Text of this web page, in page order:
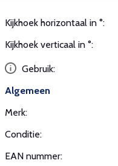
Kijkhoek horizontaal in °:
Kijkhoek verticaal in °:
Gebruik:
Algemeen
Merk:
Conditie:
EAN nummer: